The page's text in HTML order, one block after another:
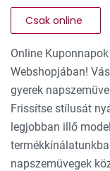
Csak online
Online
Webshopjában!
gyerek
Frissítse stílusát
legjobban illő
napszemüvegek